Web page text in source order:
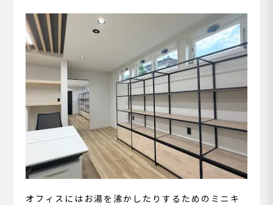
オフィスにはお湯を沸かしたりするためのミニキ